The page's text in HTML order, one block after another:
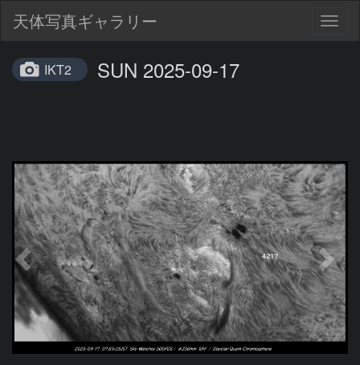
天体写真ギャラリー
IKT2 SUN 2025-09-17